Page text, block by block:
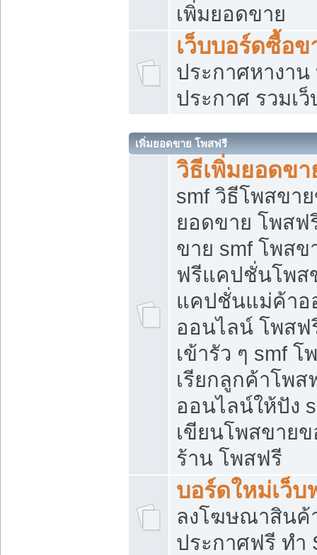
เพิ่มยอดขาย
เว็บบอร์ดซื้อข
ประกาศหางาน
ประกาศ รวมเ
เพิ่มยอดขาย โพสฟรี
วิธีเพิ่มยอดข
smf วิธีโพสขา
ยอดขาย โพสฟ
ขาย smf โพส
ฟรีแคปชั่นโพส
แคปชั่นแม่ค้า
ออนไลน์ โพสฟ
เข้ารัว ๆ smf
เรียกลูกค้าโพส
ออนไลน์ให้ปัง
เขียนโพสขาย
ร้าน โพสฟรี
บอร์ดใหม่เว็บ
ลงโฆษณาสิน
ประกาศฟรี ทำ